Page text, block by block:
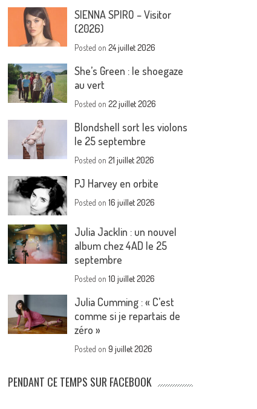
SIENNA SPIRO – Visitor
(2026)
Posted on24 juillet 2026
She’s Green : le shoegaze
au vert
Posted on22 juillet 2026
Blondshell sort les violons
le 25 septembre
Posted on21 juillet 2026
PJ Harvey en orbite
Posted on16 juillet 2026
Julia Jacklin : un nouvel
album chez 4AD le 25
septembre
Posted on10 juillet 2026
Julia Cumming : « C’est
comme si je repartais de
zéro »
Posted on9 juillet 2026
PENDANT CE TEMPS SUR FACEBOOK